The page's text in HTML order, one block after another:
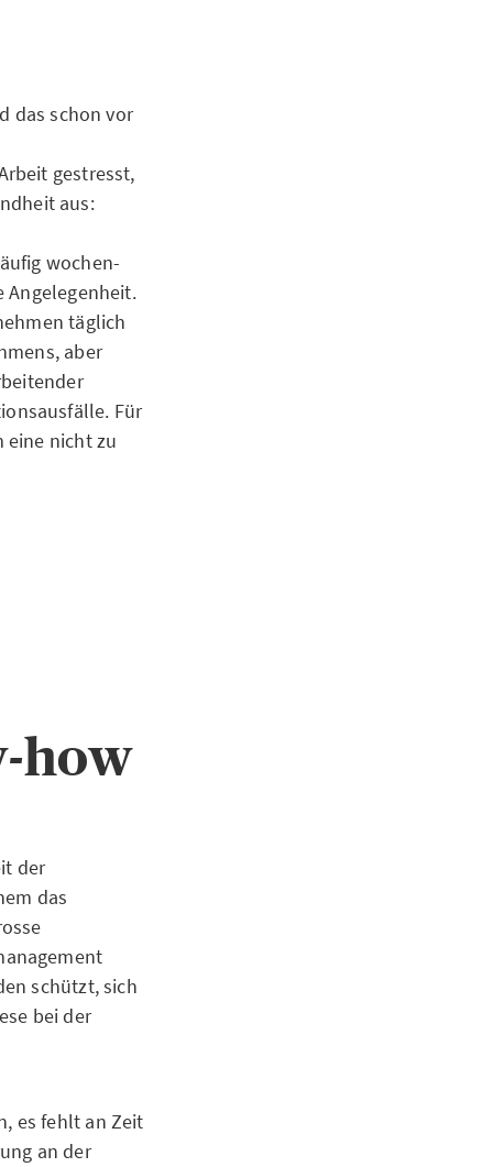
das schon vor
gestresst,
aus:
wochen-
Angelegenheit.
täglich
aber
Für
eine nicht zu
how
der
das
schützt, sich
bei der
es fehlt an Zeit
an der